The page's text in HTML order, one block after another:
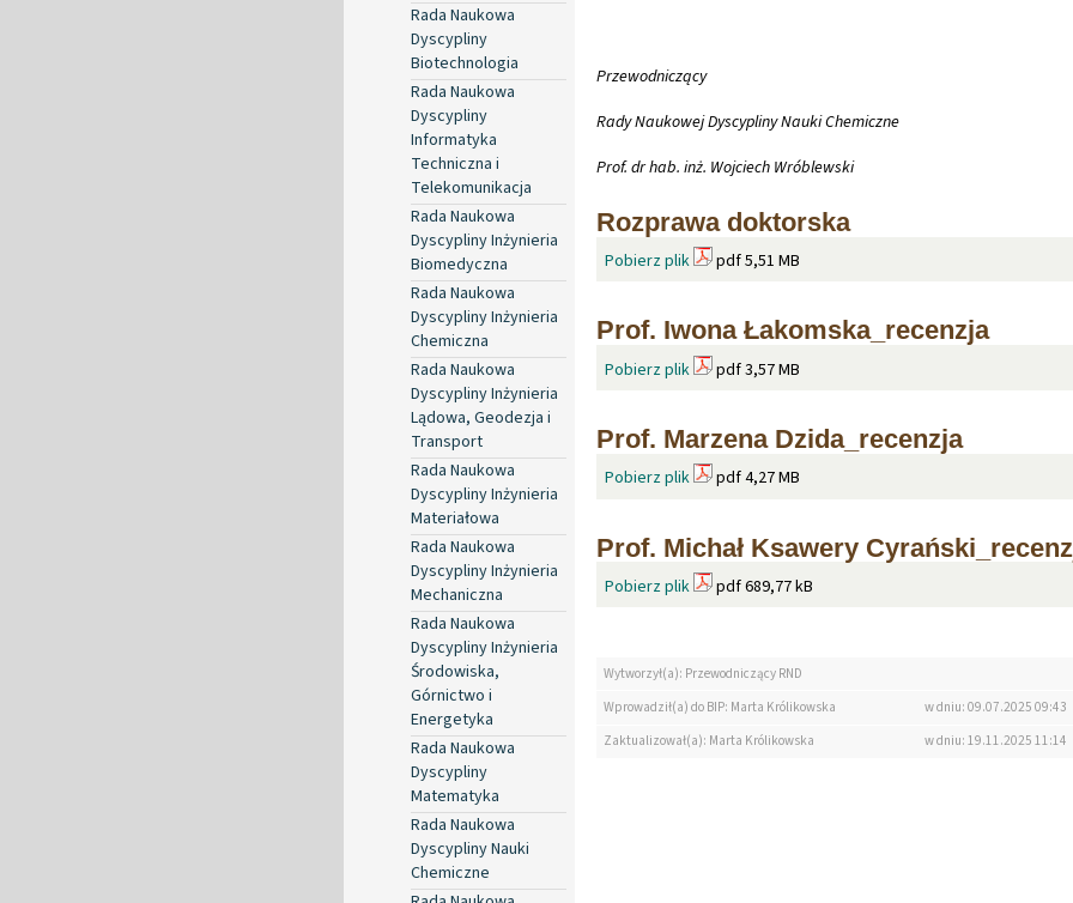
Rada Naukowa
Dyscypliny
Biotechnologia
Rada Naukowa
Dyscypliny
Informatyka
Techniczna i
Telekomunikacja
Rada Naukowa
Dyscypliny Inżynieria
Biomedyczna
Rada Naukowa
Dyscypliny Inżynieria
Chemiczna
Rada Naukowa
Dyscypliny Inżynieria
Lądowa, Geodezja i
Transport
Rada Naukowa
Dyscypliny Inżynieria
Materiałowa
Rada Naukowa
Dyscypliny Inżynieria
Mechaniczna
Rada Naukowa
Dyscypliny Inżynieria
Środowiska,
Górnictwo i
Energetyka
Rada Naukowa
Dyscypliny
Matematyka
Rada Naukowa
Dyscypliny Nauki
Chemiczne
Przewodniczący
Rady Naukowej Dyscypliny Nauki Chemiczne
Prof. dr hab. inż. Wojciech Wróblewski
Rozprawa doktorska
Pobierz plik pdf 5,51 MB
Prof. Iwona Łakomska_recenzja
Pobierz plik pdf 3,57 MB
Prof. Marzena Dzida_recenzja
Pobierz plik pdf 4,27 MB
Prof. Michał Ksawery
Pobierz plik pdf 689,77 kB
Wytworzył(a): Przewodniczący RND
Wprowadził(a) do BIP: Marta Królikowska
w dniu: 09.07.2025 09:43
Zaktualizował(a): Marta Królikowska
w dniu: 19.11.2025 11:14